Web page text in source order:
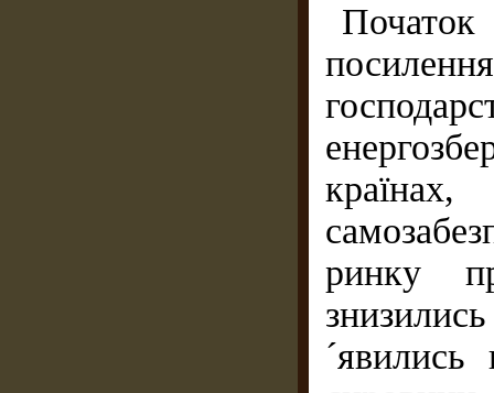
Початок
ринку
´явились